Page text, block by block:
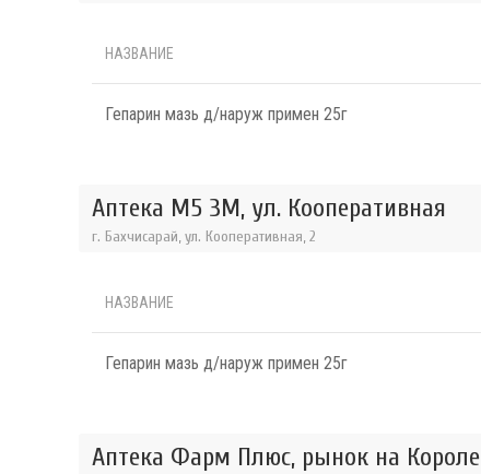
НАЗВАНИЕ
Гепарин мазь д/наруж примен 25г
Аптека М5 3М, ул. Кооперативная
г. Бахчисарай, ул. Кооперативная, 2
НАЗВАНИЕ
Гепарин мазь д/наруж примен 25г
Аптека Фарм Плюс, рынок на